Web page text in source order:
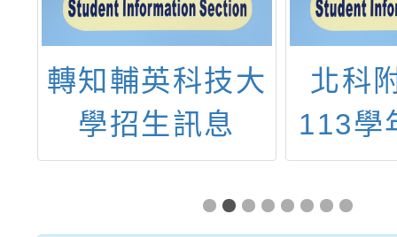
轉知輔英科技大
學招生訊息
北科
113學
化樂
元視